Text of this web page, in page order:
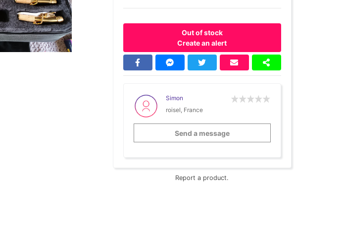
Out of stock
Create an alert
Simon
roisel, France
Send a message
Report a product.